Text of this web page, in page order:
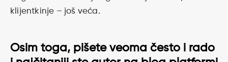
klijentkinje – još veća.
Osim toga, pišete veoma često i rado